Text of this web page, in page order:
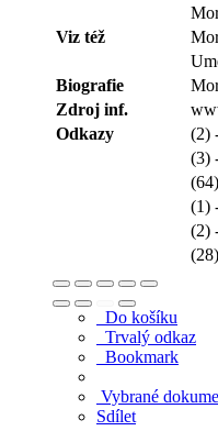
Viz též
Biografie
Zdroj inf.
Odkazy
(2)
(3)
(1)
(2)
Do košíku
Trvalý odkaz
Bookmark
Vybrané
Sdílet